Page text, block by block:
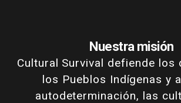
Nuestra misión
Cultural Survival defiende los
los Pueblos Indígenas y
autodeterminación, las